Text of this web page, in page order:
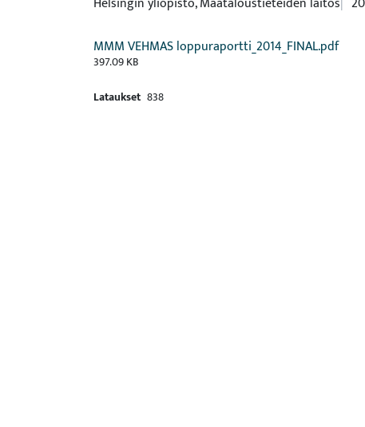
MMM VEHMAS loppuraportti_2014_FINAL.pdf
397.09 KB
Lataukset 838